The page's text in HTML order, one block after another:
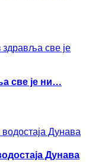
све је ни…
Дунава